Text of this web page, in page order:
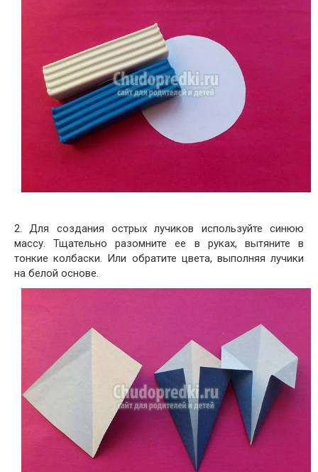
2. Для создания острых лучиков используйте синюю
массу. Тщательно разомните ее в руках, вытяните в
тонкие колбаски. Или обратите цвета, выполняя лучики
на белой основе.